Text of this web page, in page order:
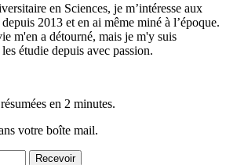
en Sciences, je m’intéresse aux
2013 et en ai même miné à l’époque.
m'en a détourné, mais je m'y suis
étudie depuis avec passion.
en 2 minutes.
votre boîte mail.
Recevoir